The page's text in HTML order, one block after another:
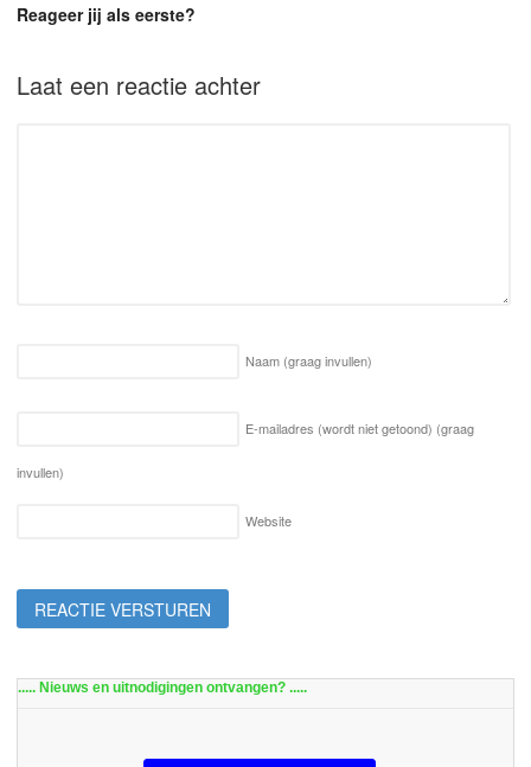
Reageer jij als eerste?
Laat een reactie achter
Naam (graag invullen)
E-mailadres (wordt niet getoond) (graag
invullen)
Website
..... Nieuws en uitnodigingen ontvangen? .....